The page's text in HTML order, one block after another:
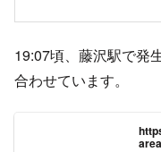
19:07頃、藤沢駅で発
合わせています。